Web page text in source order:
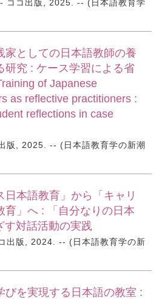
ココ出版, 2025. -- (日本語教育学
家としての日本語教師の養
研究 : ケース学習による省
of Japanese
as reflective practitioners :
reflections in case
版, 2025. -- (日本語教育学の新潮
日本語教育」から「キャリ
育」へ : 「自分なりの日本
す対話活動の実践
出版, 2024. -- (日本語教育学の新
びを実現する日本語の教室 :